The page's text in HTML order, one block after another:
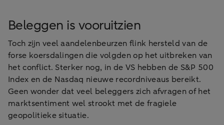
Beleggen is vooruitzien
Toch zijn veel aandelenbeurzen flink hersteld van de
forse koersdalingen die volgden op het uitbreken van
het conflict. Sterker nog, in de VS hebben de S&P 500
Index en de Nasdaq nieuwe recordniveaus bereikt.
Geen wonder dat veel beleggers zich afvragen of het
marktsentiment wel strookt met de fragiele
geopolitieke situatie.